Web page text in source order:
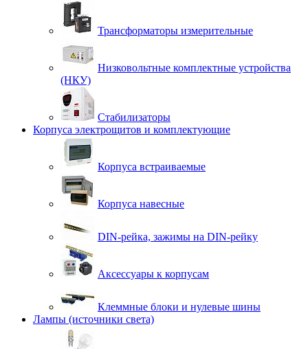
Трансформаторы измерительные
Низковольтные комплектные устройства
(НКУ)
Стабилизаторы
Корпуса электрощитов и комплектующие
Корпуса встраиваемые
Корпуса навесные
DIN-рейка, зажимы на DIN-рейку
Аксессуары к корпусам
Клеммные блоки и нулевые шины
Лампы (источники света)